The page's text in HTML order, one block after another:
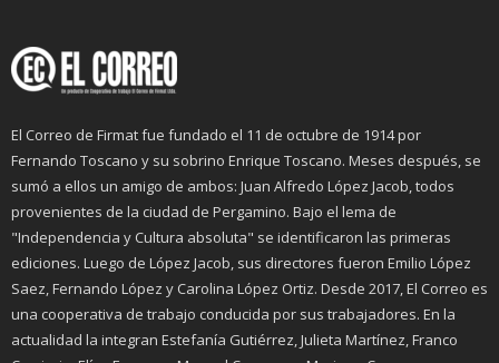
El Correo de Firmat fue fundado el 11 de octubre de 1914 por
Fernando Toscano y su sobrino Enrique Toscano. Meses después, se
sumó a ellos un amigo de ambos: Juan Alfredo López Jacob, todos
provenientes de la ciudad de Pergamino. Bajo el lema de
"Independencia y Cultura absoluta" se identificaron las primeras
ediciones. Luego de López Jacob, sus directores fueron Emilio López
Saez, Fernando López y Carolina López Ortiz. Desde 2017, El Correo es
una cooperativa de trabajo conducida por sus trabajadores. En la
actualidad la integran Estefanía Gutiérrez, Julieta Martínez, Franco